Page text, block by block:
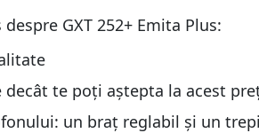
GXT 252+ Emita Plus:
te poți aștepta la acest
un braț reglabil și un